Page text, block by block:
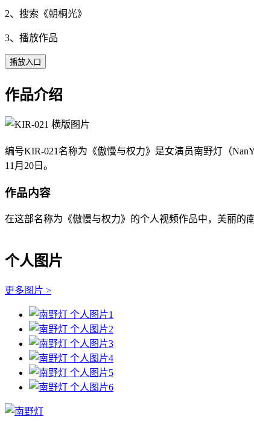
2、搜索《朝桐光》
3、播放作品
播放入口
作品介绍
编号KIR-021名称为《傲慢与权力》是女演员南野灯（
11月20日。
作品内容
在这部名称为《傲慢与权力》的个人视频作品中，美丽的
个人图片
更多图片 >